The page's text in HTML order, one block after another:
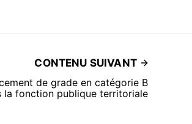
CONTENU SUIVANT
de grade en catégorie B
la fonction publique territoriale